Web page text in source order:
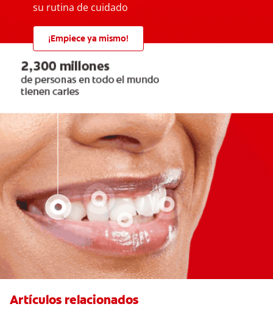
su rutina de cuidado
¡Empiece ya mismo!
Artículos relacionados